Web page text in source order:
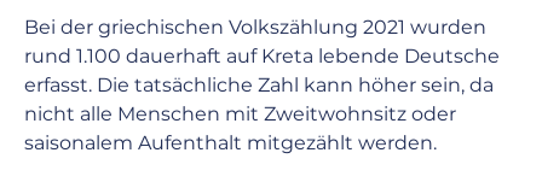
Bei der griechischen Volkszählung 2021 wurden
rund 1.100 dauerhaft auf Kreta lebende Deutsche
erfasst. Die tatsächliche Zahl kann höher sein, da
nicht alle Menschen mit Zweitwohnsitz oder
saisonalem Aufenthalt mitgezählt werden.